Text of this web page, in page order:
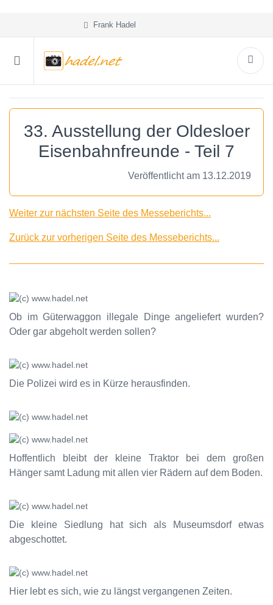
Frank Hadel
33. Ausstellung der Oldesloer
Eisenbahnfreunde - Teil 7
Veröffentlicht am 13.12.2019
Weiter zur nächsten Seite des Messeberichts...
Zurück zur vorherigen Seite des Messeberichts...
Ob im Güterwaggon illegale Dinge angeliefert wurden?
Oder gar abgeholt werden sollen?
Die Polizei wird es in Kürze herausfinden.
Hoffentlich bleibt der kleine Traktor bei dem großen
Hänger samt Ladung mit allen vier Rädern auf dem Boden.
Die kleine Siedlung hat sich als Museumsdorf etwas
abgeschottet.
Hier lebt es sich, wie zu längst vergangenen Zeiten.